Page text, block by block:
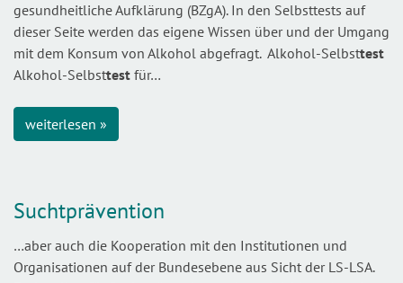
gesundheitliche Aufklärung (BZgA). In den Selbsttests auf
dieser Seite werden das eigene Wissen über und der Umgang
mit dem Konsum von Alkohol abgefragt. Alkohol-Selbsttest
Alkohol-Selbsttest für…
weiterlesen »
Suchtprävention
…aber auch die Kooperation mit den Institutionen und
Organisationen auf der Bundesebene aus Sicht der LS-LSA.